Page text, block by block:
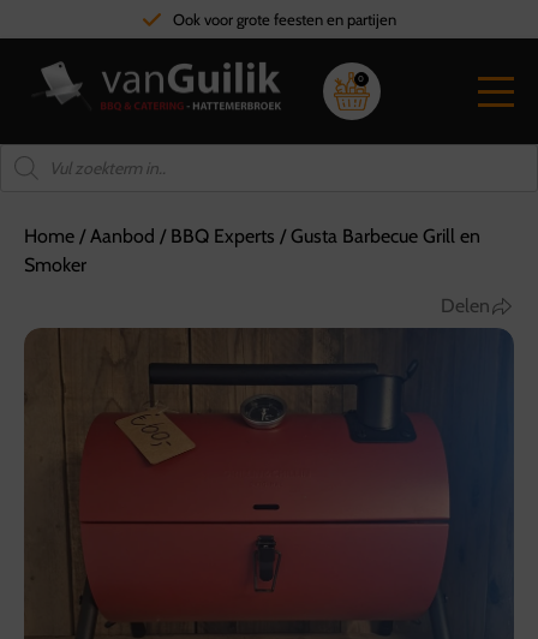
Ook voor grote feesten en partijen
0
Home /Aanbod / BBQ Experts /Gusta Barbecue Grill en
Smoker
Delen